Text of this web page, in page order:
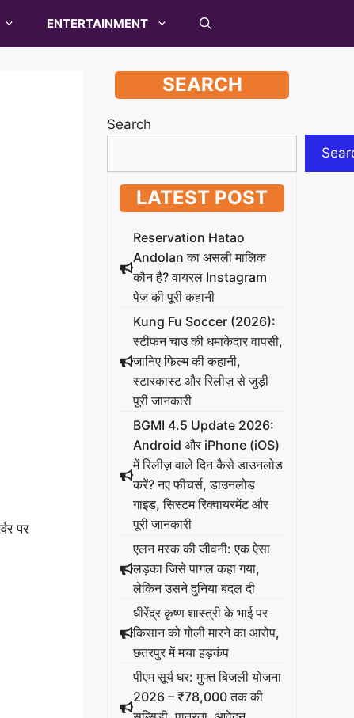
ENTERTAINMENT
पर
SEARCH
Search
LATEST POST
Reservation Hatao
Andolan का असली मालिक
कौन है? वायरल Instagram
पेज की पूरी कहानी
Kung Fu Soccer (2026):
स्टीफन चाउ की धमाकेदार वापसी,
जानिए फिल्म की कहानी,
स्टारकास्ट और रिलीज़ से जुड़ी
पूरी जानकारी
BGMI 4.5 Update 2026:
Android और iPhone (iOS)
में रिलीज़ वाले दिन कैसे डाउनलोड
करें? नए फीचर्स, डाउनलोड
गाइड, सिस्टम रिक्वायरमेंट और
पूरी जानकारी
एलन मस्क की जीवनी: एक ऐसा
लड़का जिसे पागल कहा गया,
लेकिन उसने दुनिया बदल दी
धीरेंद्र कृष्ण शास्त्री के भाई पर
किसान को गोली मारने का आरोप,
छतरपुर में मचा हड़कंप
पीएम सूर्य घर: मुफ्त बिजली योजना
2026 – ₹78,000 तक की